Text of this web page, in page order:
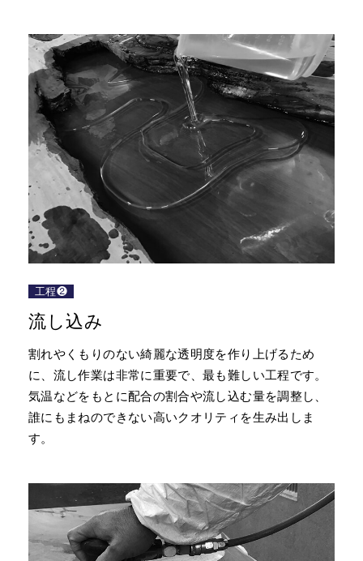
工程❷
流し込み
割れやくもりのない綺麗な透明度を作り上げるため
に、流し作業は非常に重要で、最も難しい工程です。
気温などをもとに配合の割合や流し込む量を調整し、
誰にもまねのできない高いクオリティを生み出しま
す。